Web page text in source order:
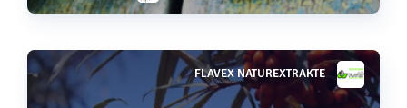
Voir plus
FLAVEX NATUREXTRAKTE